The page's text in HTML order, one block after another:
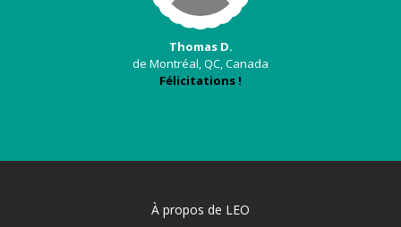
Thomas D.
de Montréal, QC, Canada
Félicitations !
À propos de LEO